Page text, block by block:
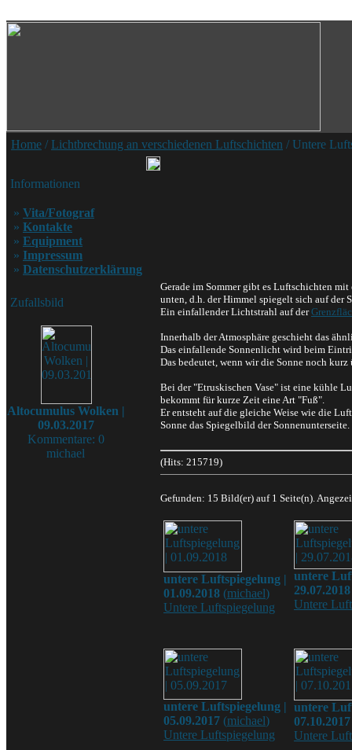
Home / Lichtbrechung an verschiedenen Luftschichten / Untere
Informationen
» Vita/Fotograf
» Kontakte
» Equipment
» Impressum
» Datenschutzerklärung
Zufallsbild
Altocumulus Wolken |
09.03.2017
Kommentare: 0
michael
Gerade im Sommer gibt es Luftschichten
unten, d.h. der Himmel spiegelt sich auf der
Ein einfallender Lichtstrahl auf der
Innerhalb der Atmosphäre geschieht das
Das einfallende Sonnenlicht wird beim
Das bedeutet, wenn wir die Sonne noch
Bei der "Etruskischen Vase" ist eine kühle
bekommt für kurze Zeit eine Art "Fuß".
Er entsteht auf die gleiche Weise wie die
Sonne das Spiegelbild der Sonnenunterseite.
(Hits: 215719)
Gefunden: 15 Bild(er) auf 1 Seite(n).
untere Luftspiegelung |
01.09.2018 (michael)
Untere Luftspiegelung
untere
29.07.2018
Untere
untere Luftspiegelung |
05.09.2017 (michael)
Untere Luftspiegelung
untere
07.10.2017
Untere